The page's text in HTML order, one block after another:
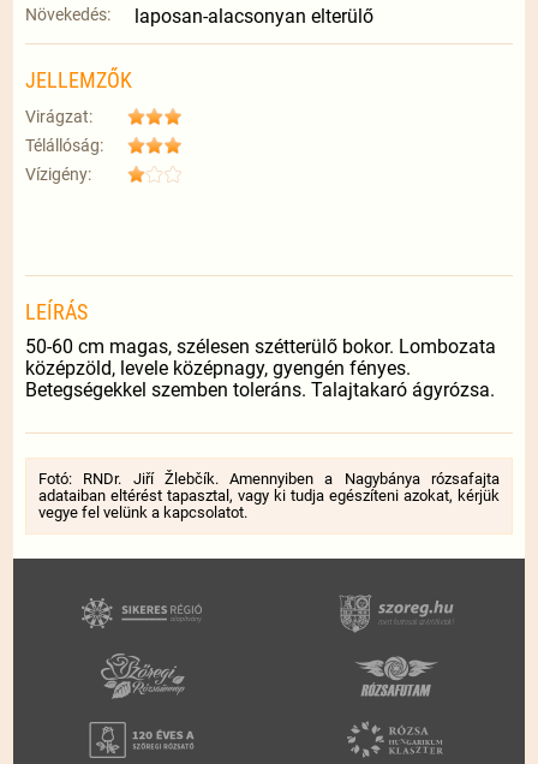
Növekedés: laposan-alacsonyan elterülő
JELLEMZŐK
Virágzat:
Télállóság:
Vízigény:
LEÍRÁS
50-60 cm magas, szélesen szétterülő bokor. Lombozata
középzöld, levele középnagy, gyengén fényes.
Betegségekkel szemben toleráns. Talajtakaró ágyrózsa.
Fotó: RNDr. Jiří Žlebčík. Amennyiben a Nagybánya rózsafajta
adataiban eltérést tapasztal, vagy ki tudja egészíteni azokat, kérjük
vegye fel velünk a kapcsolatot.